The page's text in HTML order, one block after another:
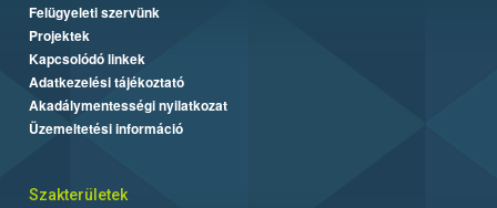
Felügyeleti szervünk
Projektek
Kapcsolódó linkek
Adatkezelési tájékoztató
Akadálymentességi nyilatkozat
Üzemeltetési információ
Szakterületek